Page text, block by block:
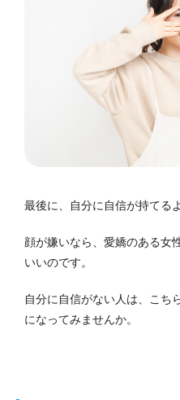
最後に、自分に自信が持てる
顔が嫌いなら、愛嬌のある女
いいのです。
自分に自信がない人は、こち
になってみませんか。